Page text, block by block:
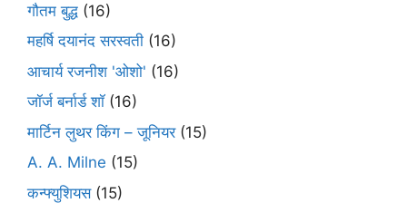
गौतम बुद्ध (16)
महर्षि दयानंद सरस्वती (16)
आचार्य रजनीश 'ओशो' (16)
जॉर्ज बर्नार्ड शॉ(16)
मार्टिन लुथर किंग – जूनियर(15)
A. A. Milne (15)
कन्फ्युशियस(15)